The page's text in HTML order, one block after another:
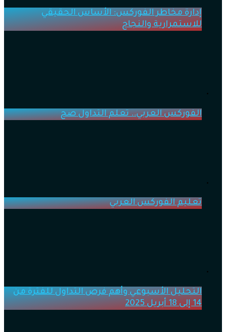
إدارة مخاطر الفوركس: الأساس الحقيقي
للاستمرارية والنجاح
الفوركس العربي.. تعلم التداول صح
تعليم الفوركس العربي
التحليل الأسبوعي وأهم فرص التداول للفترة من
14 إلى 18 أبريل 2025